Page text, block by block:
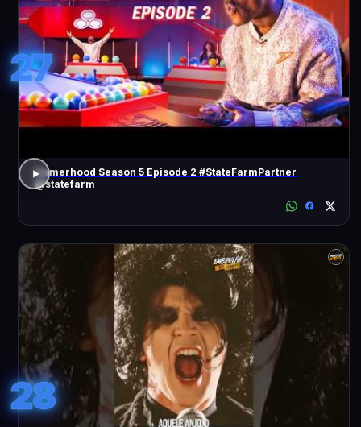
27
Gamerhood Season 5 Episode 2 #StateFarmPartner
@statefarm
28